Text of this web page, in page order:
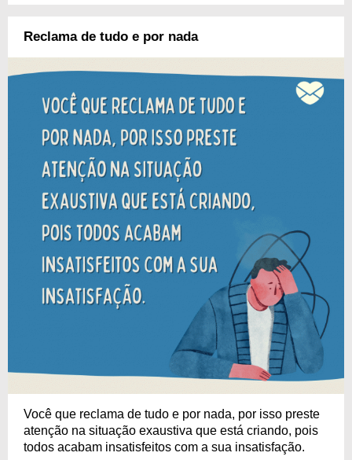
Reclama de tudo e por nada
Você que reclama de tudo e por nada, por isso preste
atenção na situação exaustiva que está criando, pois
todos acabam insatisfeitos com a sua insatisfação.